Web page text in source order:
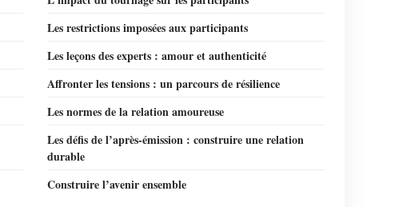
Les restrictions imposées aux participants
Les leçons des experts : amour et authenticité
Affronter les tensions : un parcours de résilience
Les normes de la relation amoureuse
Les défis de l’après-émission : construire une relation
durable
Construire l’avenir ensemble